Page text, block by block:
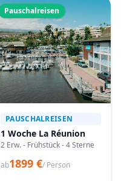
Pauschalreisen
PAUSCHALREISEN
1 Woche La Réunion
2 Erw. - Frühstück - 4 Sterne
ab1899 €/ Person